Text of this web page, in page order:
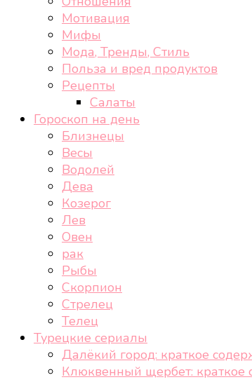
Мотивация
Мифы
Мода, Тренды, Стиль
Польза и вред продуктов
Рецепты
Салаты
Гороскоп на день
Близнецы
Весы
Водолей
Дева
Козерог
Лев
Овен
рак
Рыбы
Скорпион
Стрелец
Телец
Турецкие сериалы
Далёкий город: краткое
Клюквенный щербет: краткое